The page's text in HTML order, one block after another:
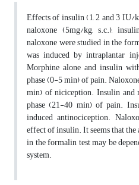
Effects of insulin (1, 2 and 3 IU/
naloxone (5mg/kg, s.c.),
naloxone were studied in the
was induced by intraplantar
Morphine alone and insulin
phase (0-5 min) of pain.
min) of niciception. Insulin and
phase (21-40 min) of pain.
induced antinociception.
effect of insulin. It seems that
in the formalin test may be
system.